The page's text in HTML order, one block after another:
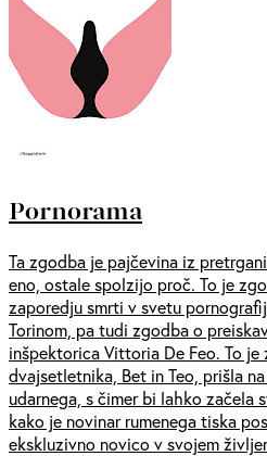
Pornorama
Ta zgodba je pajčevina iz
eno, ostale spolzijo proč. To je
zaporedju smrti v svetu
Torinom, pa tudi zgodba o
inšpektorica Vittoria De Feo. To
dvajsetletnika, Bet in Teo, prišla
udarnega, s čimer bi lahko začela
kako je novinar rumenega tiska
ekskluzivno novico v svojem